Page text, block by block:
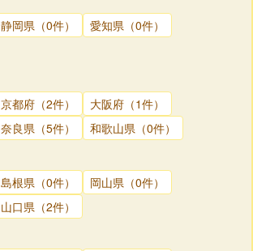
静岡県（0件）
愛知県（0件）
京都府（2件）
大阪府（1件）
奈良県（5件）
和歌山県（0件）
島根県（0件）
岡山県（0件）
山口県（2件）